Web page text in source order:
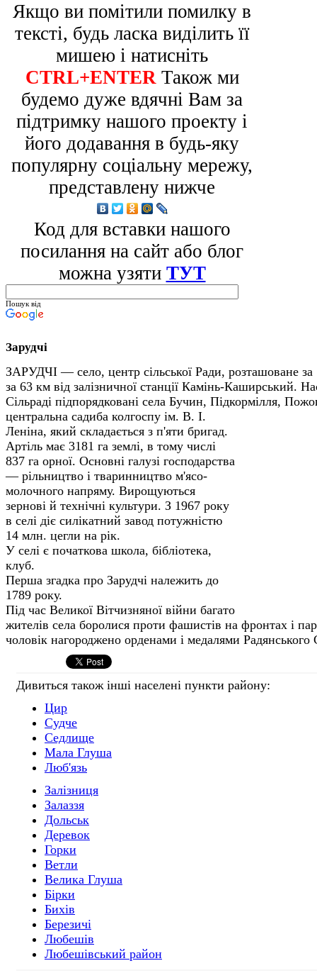
Якщо ви помітили помилку в
тексті, будь ласка виділить її
мишею і натисніть
CTRL+ENTER Також ми
будемо дуже вдячні Вам за
підтримку нашого проекту і
його додавання в будь-яку
популярну соціальну мережу,
представлену нижче
Код для вставки нашого
посилання на сайт або блог
можна узяти ТУТ
Пошук від
Зарудчі
ЗАРУДЧІ — село, центр сільської Ради, роз­ташоване за
за 63 км від залізничної станції Камінь-Каширський.
Сільраді підпорядко­вані села Бучин, Підкормілля,
центральна садиба колгоспу ім. В. І.
Леніна, який складається з п'яти бригад.
Артіль має 3181 га землі, в тому числі
837 га орної. Основні галузі господарства
— рільни­цтво і тваринництво м'ясо-
молочного напряму. Вирощуються
зернові й технічні культури. З 1967 року
в селі діє силікатний завод потуж­ністю
14 млн. цегли на рік.
У селі є початкова школа, бібліотека,
клуб.
Перша згадка про Зарудчі належить до
1789 року.
Під час Великої Вітчизняної війни багато
жителів села боролися проти фашистів на фрон­тах і
чоловік наго­роджено орденами і медалями Радянського
Дивиться також інші населені пункти району:
Цир
Судче
Седлище
Мала Глуша
Люб'язь
Залізниця
Залаззя
Дольськ
Деревок
Горки
Ветли
Велика Глуша
Бірки
Бихів
Березичі
Любешів
Любешівський район